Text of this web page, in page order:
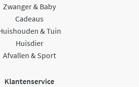
Zwanger & Baby
Cadeaus
& Tuin
Huisdier
Afvallen & Sport
Klantenservice